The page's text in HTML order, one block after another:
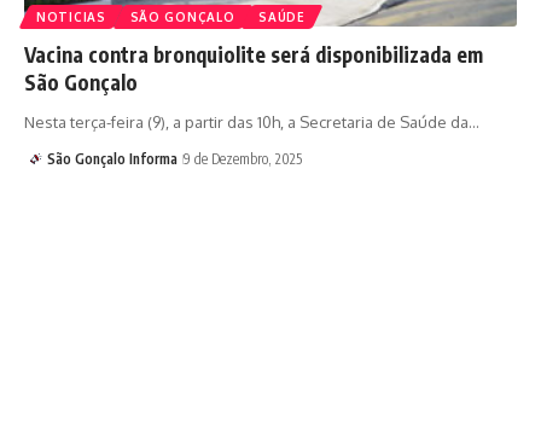
NOTICIAS SÃO GONÇALO SAÚDE
Vacina contra bronquiolite será disponibilizada em
São Gonçalo
Nesta terça-feira (9), a partir das 10h, a Secretaria de Saúde da…
São Gonçalo Informa 9 de Dezembro, 2025